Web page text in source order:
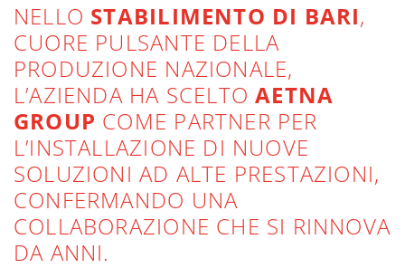
NELLO STABILIMENTO DI BARI,
CUORE PULSANTE DELLA
PRODUZIONE NAZIONALE,
L’AZIENDA HA SCELTOAETNA
GROUP COME PARTNER PER
L’INSTALLAZIONE DI NUOVE
SOLUZIONI AD ALTE PRESTAZIONI,
CONFERMANDO UNA
COLLABORAZIONE CHE SI RINNOVA
DA ANNI.